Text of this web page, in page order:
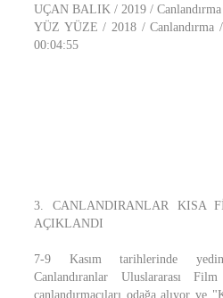
UÇAN BALIK / 2019 /
YÜZ YÜZE / 2018 / Canlandırma
00:04:55
3. CANLANDIRANLAR KISA
AÇIKLANDI
7-9 Kasım tarihlerinde
Canlandıranlar Uluslararası
canlandırmacıları odağa alıyor ve